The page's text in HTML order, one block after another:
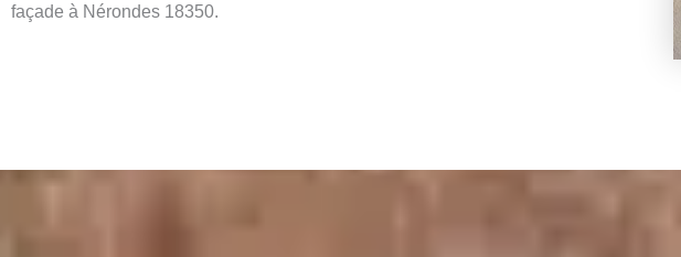
façade à Nérondes 18350.